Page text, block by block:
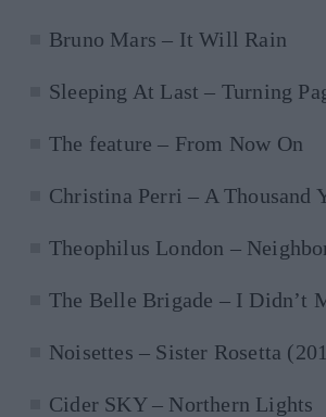
Bruno Mars – It Will Rain
Sleeping At Last – Turning
The feature – From Now On
Christina Perri – A Thousand
Theophilus London –
The Belle Brigade – I Didn’t
Noisettes – Sister Rosetta
Cider SKY – Northern Lights